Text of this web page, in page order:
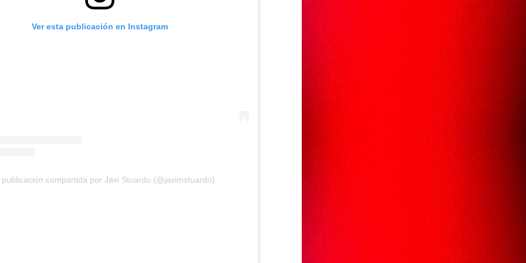
Ver esta publicación en Instagram
publicación compartida por Javi Stuardo (@javimstuardo)